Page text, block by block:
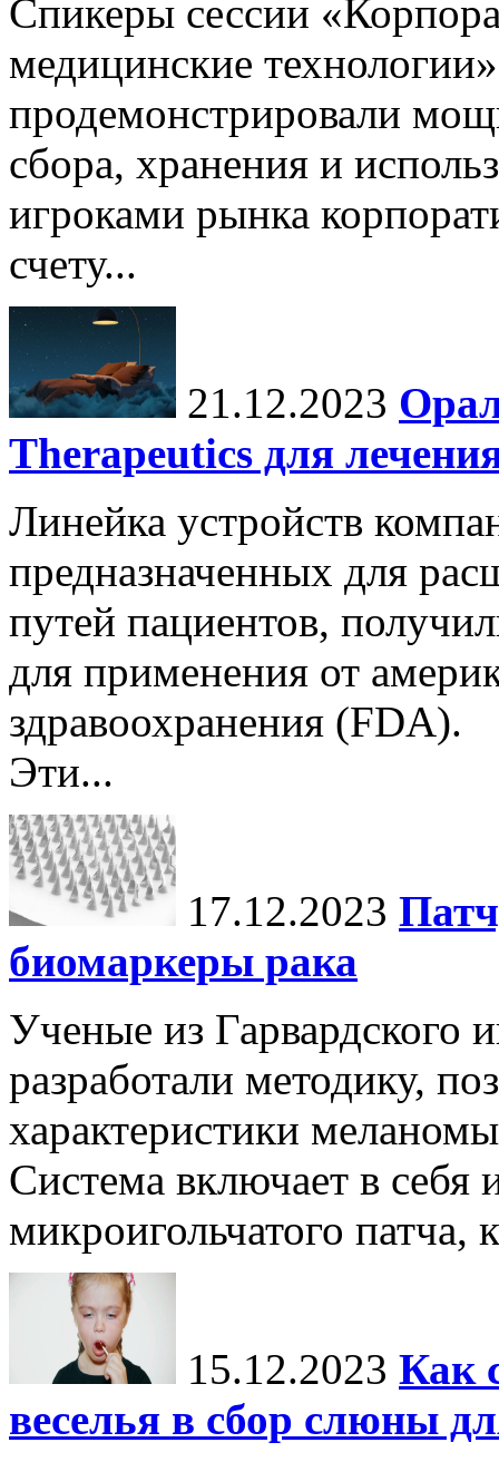
Спикеры сессии
медицинские
продемонстрировали
сбора, хранения и
игроками рынка
счету...
21.12.2023
Therapeutics для
Линейка устройств
предназначенных для
путей пациентов,
для применения от
здравоохранения (FDA).
Эти...
17.12.2023
биомаркеры рака
Ученые из
разработали методику,
характеристики
Система включает в себя
микроигольчатого патча,
15.12.2023 Как
веселья в сбор слюны